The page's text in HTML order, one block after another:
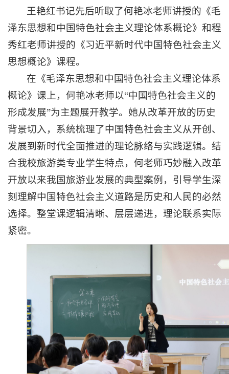
王艳红书记先后听取了何艳冰老师讲授的《毛
泽东思想和中国特色社会主义理论体系概论》和程
秀红老师讲授的《习近平新时代中国特色社会主义
思想概论》课程。
在《毛泽东思想和中国特色社会主义理论体系
概论》课上，何艳冰老师以“中国特色社会主义的
形成发展”为主题展开教学。她从改革开放的历史
背景切入，系统梳理了中国特色社会主义从开创、
发展到新时代全面推进的理论脉络与实践逻辑。结
合我校旅游类专业学生特点，何老师巧妙融入改革
开放以来我国旅游业发展的典型案例，引导学生深
刻理解中国特色社会主义道路是历史和人民的必然
选择。整堂课逻辑清晰、层层递进，理论联系实际
紧密。